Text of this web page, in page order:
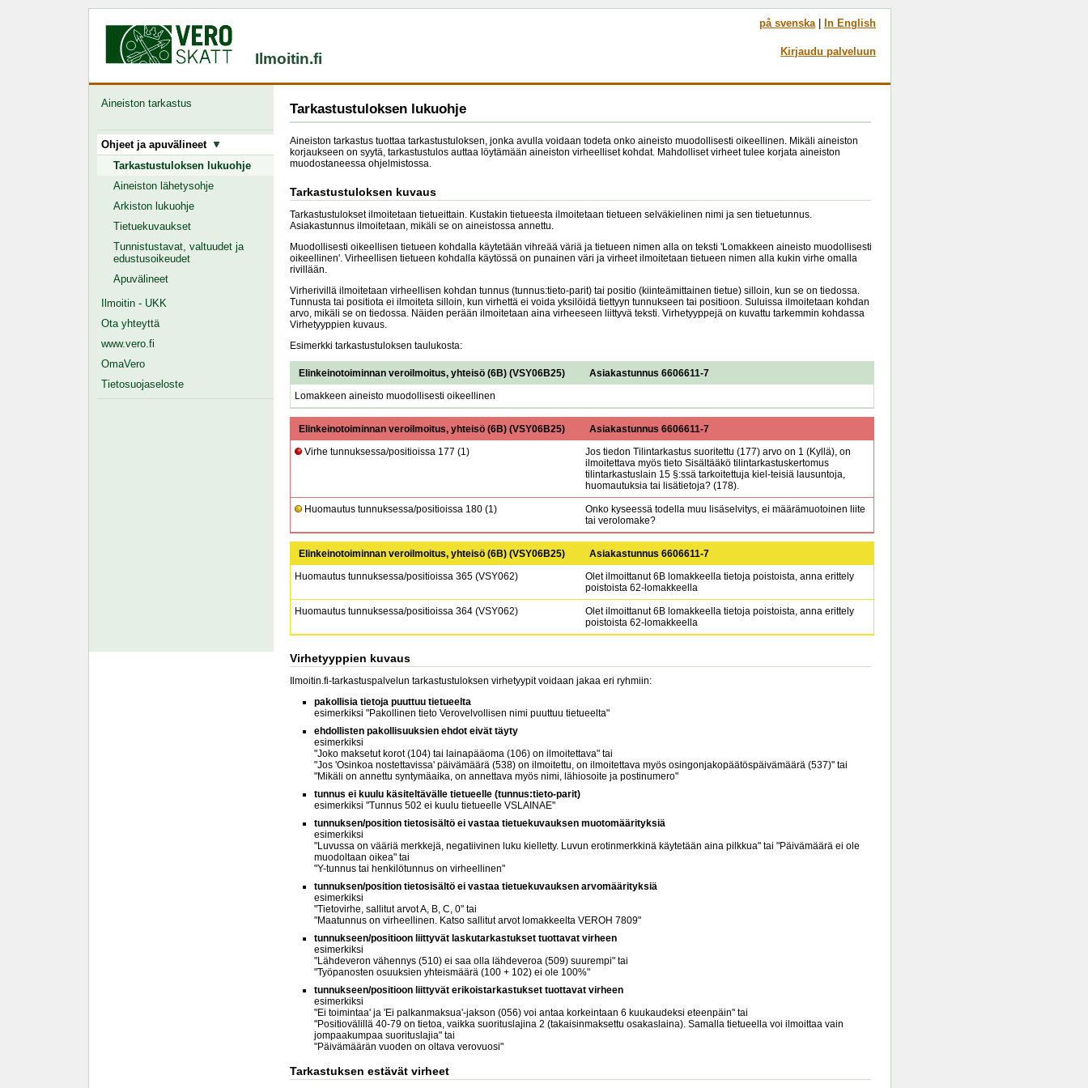
Ilmoitin.fi
på svenska| In English
Kirjaudu palveluun
Aineiston tarkastus
Ohjeet ja apuvälineet
Tarkastustuloksen lukuohje
Aineiston lähetysohje
Arkiston lukuohje
Tietuekuvaukset
Tunnistustavat, valtuudet ja
edustusoikeudet
Apuvälineet
Ilmoitin - UKK
Ota yhteyttä
www.vero.fi
OmaVero
Tietosuojaseloste
Tarkastustuloksen lukuohje
Aineiston tarkastus tuottaa tarkastustuloksen, jonka avulla voidaan todeta onko aineisto muodollisesti oikeellinen. Mikäli aineiston
korjaukseen on syytä, tarkastustulos auttaa löytämään aineiston virheelliset kohdat. Mahdolliset virheet tulee korjata aineiston
muodostaneessa ohjelmistossa.
Tarkastustuloksen kuvaus
Tarkastustulokset ilmoitetaan tietueittain. Kustakin tietueesta ilmoitetaan tietueen selväkielinen nimi ja sen tietuetunnus.
Asiakastunnus ilmoitetaan, mikäli se on aineistossa annettu.
Muodollisesti oikeellisen tietueen kohdalla käytetään vihreää väriä ja tietueen nimen alla on teksti 'Lomakkeen aineisto muodollisesti
oikeellinen'. Virheellisen tietueen kohdalla käytössä on punainen väri ja virheet ilmoitetaan tietueen nimen alla kukin virhe omalla
rivillään.
Virherivillä ilmoitetaan virheellisen kohdan tunnus (tunnus:tieto-parit) tai positio (kiinteämittainen tietue) silloin, kun se on tiedossa.
Tunnusta tai positiota ei ilmoiteta silloin, kun virhettä ei voida yksilöidä tiettyyn tunnukseen tai positioon. Suluissa ilmoitetaan kohdan
arvo, mikäli se on tiedossa. Näiden perään ilmoitetaan aina virheeseen liittyvä teksti. Virhetyyppejä on kuvattu tarkemmin kohdassa
Virhetyyppien kuvaus.
Esimerkki tarkastustuloksen taulukosta:
Elinkeinotoiminnan veroilmoitus, yhteisö (6B)(VSY06B25)
Asiakastunnus 6606611-7
Lomakkeen aineisto muodollisesti oikeellinen
Elinkeinotoiminnan veroilmoitus, yhteisö (6B)(VSY06B25)
Asiakastunnus 6606611-7
Virhe tunnuksessa/positioissa 177 (1)
Jos tiedon Tilintarkastus suoritettu (177) arvo on 1 (Kyllä), on
ilmoitettava myös tieto Sisältääkö tilintarkastuskertomus
tilintarkastuslain 15 §:ssä tarkoitettuja kiel-teisiä lausuntoja,
huomautuksia tai lisätietoja? (178).
Huomautus tunnuksessa/positioissa 180 (1)
Onko kyseessä todella muu lisäselvitys, ei määrämuotoinen liite
tai verolomake?
Elinkeinotoiminnan veroilmoitus, yhteisö (6B)(VSY06B25)
Asiakastunnus 6606611-7
Huomautus tunnuksessa/positioissa 365 (VSY062)
Olet ilmoittanut 6B lomakkeella tietoja poistoista, anna erittely
poistoista 62-lomakkeella
Huomautus tunnuksessa/positioissa 364 (VSY062)
Olet ilmoittanut 6B lomakkeella tietoja poistoista, anna erittely
poistoista 62-lomakkeella
Virhetyyppien kuvaus
Ilmoitin.fi-tarkastuspalvelun tarkastustuloksen virhetyypit voidaan jakaa eri ryhmiin:
pakollisia tietoja puuttuu tietueelta
esimerkiksi "Pakollinen tieto Verovelvollisen nimi puuttuu tietueelta"
ehdollisten pakollisuuksien ehdot eivät täyty
esimerkiksi
"Joko maksetut korot (104) tai lainapääoma (106) on ilmoitettava" tai
"Jos 'Osinkoa nostettavissa' päivämäärä (538) on ilmoitettu, on ilmoitettava myös osingonjakopäätöspäivämäärä (537)" tai
"Mikäli on annettu syntymäaika, on annettava myös nimi, lähiosoite ja postinumero"
tunnus ei kuulu käsiteltävälle tietueelle (tunnus:tieto-parit)
esimerkiksi "Tunnus 502 ei kuulu tietueelle VSLAINAE"
tunnuksen/position tietosisältö ei vastaa tietuekuvauksen muotomäärityksiä
esimerkiksi
"Luvussa on vääriä merkkejä, negatiivinen luku kielletty. Luvun erotinmerkkinä käytetään aina pilkkua" tai "Päivämäärä ei ole
muodoltaan oikea" tai
"Y-tunnus tai henkilötunnus on virheellinen"
tunnuksen/position tietosisältö ei vastaa tietuekuvauksen arvomäärityksiä
esimerkiksi
"Tietovirhe, sallitut arvot A, B, C, 0" tai
"Maatunnus on virheellinen. Katso sallitut arvot lomakkeelta VEROH 7809"
tunnukseen/positioon liittyvät laskutarkastukset tuottavat virheen
esimerkiksi
"Lähdeveron vähennys (510) ei saa olla lähdeveroa (509) suurempi" tai
"Työpanosten osuuksien yhteismäärä (100 + 102) ei ole 100%"
tunnukseen/positioon liittyvät erikoistarkastukset tuottavat virheen
esimerkiksi
"Ei toimintaa' ja 'Ei palkanmaksua'-jakson (056) voi antaa korkeintaan 6 kuukaudeksi eteenpäin" tai
"Positiovälillä 40-79 on tietoa, vaikka suorituslajina 2 (takaisinmaksettu osakaslaina). Samalla tietueella voi ilmoittaa vain
jompaakumpaa suorituslajia" tai
"Päivämäärän vuoden on oltava verovuosi"
Tarkastuksen estävät virheet